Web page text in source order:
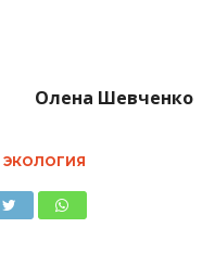
Олена Шевченко
ЭКОЛОГИЯ